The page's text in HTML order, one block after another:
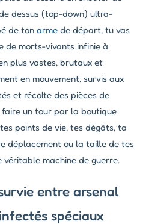
dessus (top-down) ultra-
de ton arme de départ, tu vas
de morts-vivants infinie à
plus vastes, brutaux et
en mouvement, survis aux
et récolte des pièces de
un tour par la boutique
points de vie, tes dégâts, ta
déplacement ou la taille de tes
machine de guerre.
entre arsenal
spéciaux